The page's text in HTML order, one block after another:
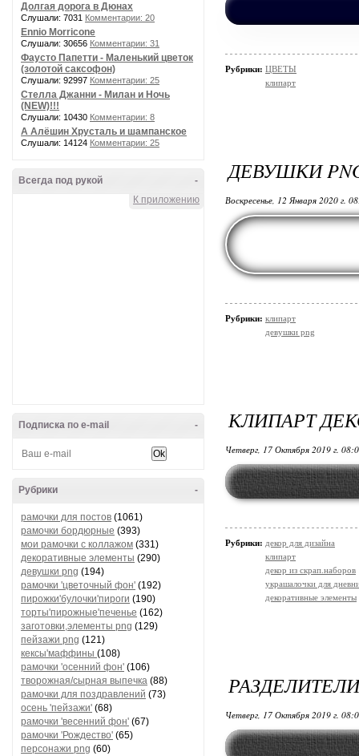
Долгая дорога в Дюнах
Слушали: 7031 Комментарии: 20
Ennio Morricone
Слушали: 30656 Комментарии: 31
Фаусто Папетти - Маленький цветок
(золотой саксофон)
Слушали: 92997 Комментарии: 25
Стелла Джанни - Милан и Ночь
(NEW)!!!
Слушали: 10430 Комментарии: 8
А Алёшин Хрусталь и шампанское
Слушали: 14124 Комментарии: 25
-
Всегда под рукой
К приложению
-
Подписка по e-mail
-
Рубрики
рамочки для постов (1061)
рамочки бордюрные (393)
мои рамочки с коллажом (331)
декоративные элементы (290)
девушки png (194)
рамочки 'цветочный фон' (192)
пирожки'булочки'пироги (190)
торты'пирожные'печенье (162)
заготовки,элементы png (129)
пейзажи png (121)
кексы'маффины (108)
рамочки 'осенний фон' (106)
творожная/сырная выпечка (88)
рамочки для поздравлений (73)
осень 'пейзажи' (68)
рамочки 'весенний фон' (67)
рамочки 'Рождество' (65)
персонажи png (60)
Рубрики: ЦВЕТЫ
клипарт
ДЕВУШКИ
Воскресенье, 12 Января 2020 г.
Рубрики: клипарт
девушки png
КЛИПАРТ
Четверг, 17 Октября 2019 г.
Рубрики: декор для дизайна
клипарт
декор из скрап.наборов
украшалочки для
декоративные элементы
Четверг, 17 Октября 2019 г.